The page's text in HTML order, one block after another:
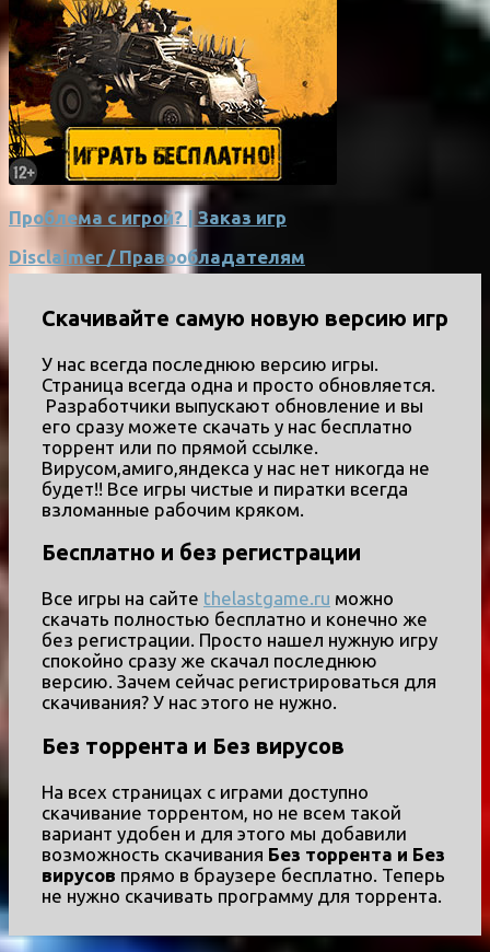
Проблема с игрой? | Заказ игр
Disclaimer / Правообладателям
Скачивайте самую новую версию игр
У нас всегда последнюю версию игры.
Страница всегда одна и просто обновляется.
Разработчики выпускают обновление и вы
его сразу можете скачать у нас бесплатно
торрент или по прямой ссылке.
Вирусом,амиго,яндекса у нас нет никогда не
будет!! Все игры чистые и пиратки всегда
взломанные рабочим кряком.
Бесплатно и без регистрации
Все игры на сайте thelastgame.ru можно
скачать полностью бесплатно и конечно же
без регистрации. Просто нашел нужную игру
спокойно сразу же скачал последнюю
версию. Зачем сейчас регистрироваться для
скачивания? У нас этого не нужно.
Без торрента и Без вирусов
На всех страницах с играми доступно
скачивание торрентом, но не всем такой
вариант удобен и для этого мы добавили
возможность скачивания Без торрента и Без
вирусов прямо в браузере бесплатно. Теперь
не нужно скачивать программу для торрента.